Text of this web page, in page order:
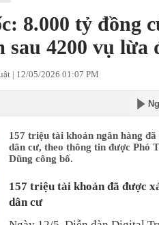
8.000 tỷ đồng
4200 vụ lừa
| 12/05/2026 01:07 PM
157 triệu tài khoản ngân hàng
dân cư, theo thông tin được Phó
Dũng công bố.
157 triệu tài khoản đã được
dân cư